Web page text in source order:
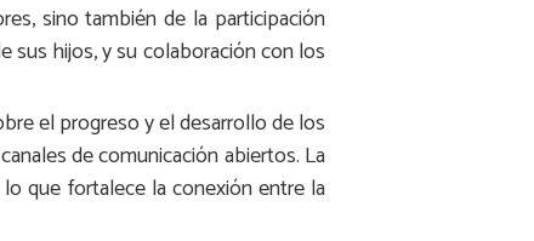
sino también de la participación
sus hijos, y su colaboración con los
el progreso y el desarrollo de los
de comunicación abiertos. La
que fortalece la conexión entre la